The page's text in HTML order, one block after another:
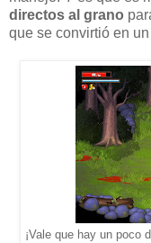
directos al grano
que se convirtió en
¡Vale que hay un poco